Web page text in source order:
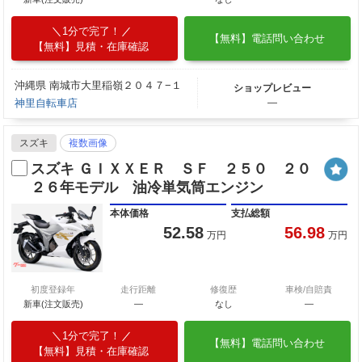
1分で完了！
【無料】見積・在庫確認
【無料】電話問い合わせ
沖縄県 南城市大里稲嶺２０４７−１
神里自転車店
ショップレビュー
―
スズキ 複数画像
スズキ ＧＩＸＸＥＲ ＳＦ ２５０ ２０
２６年モデル 油冷単気筒エンジン
本体価格
52.58 万円
支払総額
56.98 万円
初度登録年
新車(注文販売)
走行距離
―
修復歴
なし
車検/自賠責
―
1分で完了！
【無料】見積・在庫確認
【無料】電話問い合わせ